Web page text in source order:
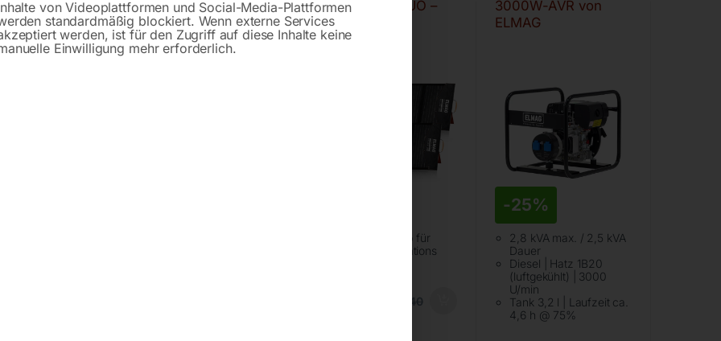
100 DUO –
SOLAR 220 –
monokristallin
SOLAR 220 DUO –
monokristallin
18VDC, 2x220Wp für
tragbare Powerstations
926,40
3000W-AVR von
ELMAG
-25%
2,8 kVA max. / 2,5 kVA
Dauer
Diesel | Hatz 1B20
(luftgekühlt) | 3000
U/min
Tank 3,2 l | Laufzeit ca.
4,6 h @ 75%
von Videoplattformen und Social-Media-Plattformen
standardmäßig blockiert. Wenn externe Services
werden, ist für den Zugriff auf diese Inhalte keine
Einwilligung mehr erforderlich.